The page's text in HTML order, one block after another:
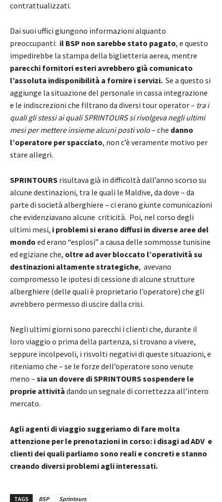
contrattualizzati.
Dai suoi uffici giungono informazioni alquanto
preoccupanti: il BSP non sarebbe stato pagato, e questo
impedirebbe la stampa della biglietteria aerea, mentre
parecchi fornitori esteri avrebbero già comunicato
l’assoluta indisponibilità a fornire i servizi. Se a questo si
aggiunge la situazione del personale in cassa integrazione
e le indiscrezioni che filtrano da diversi tour operator – tra i
quali gli stessi ai quali SPRINTOURS si rivolgeva negli ultimi
mesi per mettere insieme alcuni posti volo– che danno
l’operatore per spacciato, non c’è veramente motivo per
stare allegri.
SPRINTOURS risultava già in difficoltà dall’anno scorso su
alcune destinazioni, tra le quali le Maldive, da dove – da
parte di società alberghiere – ci erano giunte comunicazioni
che evidenziavano alcune criticità. Poi, nel corso degli
ultimi mesi, i problemi si erano diffusi in diverse aree del
mondo ed erano “esplosi” a causa delle sommosse tunisine
ed egiziane che, oltre ad aver bloccato l’operatività su
destinazioni altamente strategiche, avevano
compromesso le ipotesi di cessione di alcune strutture
alberghiere (delle quali è proprietario l’operatore) che gli
avrebbero permesso di uscire dalla crisi.
Negli ultimi giorni sono parecchi i clienti che, durante il
loro viaggio o prima della partenza, si trovano a vivere,
seppure incolpevoli, i risvolti negativi di queste situazioni, e
riteniamo che – se le forze dell’operatore sono venute
meno – sia un dovere di SPRINTOURS sospendere le
proprie attività dando un segnale di correttezza all’intero
mercato.
Agli agenti di viaggio suggeriamo di fare molta
attenzione per le prenotazioni in corso: i disagi ad ADV e
clienti dei quali parliamo sono reali e concreti e stanno
creando diversi problemi agli interessati.
TAGS BSP Sprintours